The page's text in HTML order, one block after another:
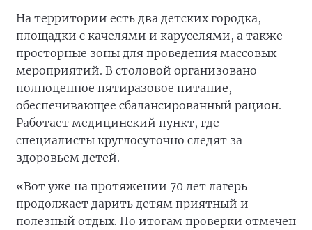
На территории есть два детских городка,
площадки с качелями и каруселями, а также
просторные зоны для проведения массовых
мероприятий. В столовой организовано
полноценное пятиразовое питание,
обеспечивающее сбалансированный рацион.
Работает медицинский пункт, где
специалисты круглосуточно следят за
здоровьем детей.
«Вот уже на протяжении 70 лет лагерь
продолжает дарить детям приятный и
полезный отдых. По итогам проверки отмечен